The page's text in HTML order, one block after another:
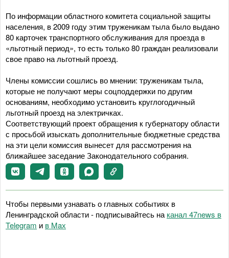
По информации областного комитета социальной защиты
населения, в 2009 году этим труженикам тыла было выдано
80 карточек транспортного обслуживания для проезда в
«льготный период», то есть только 80 граждан реализовали
свое право на льготный проезд.
Члены комиссии сошлись во мнении: труженикам тыла,
которые не получают меры соцподдержки по другим
основаниям, необходимо установить круглогодичный
льготный проезд на электричках.
Соответствующий проект обращения к губернатору области
с просьбой изыскать дополнительные бюджетные средства
на эти цели комиссия вынесет для рассмотрения на
ближайшее заседание Законодательного собрания.
Чтобы первыми узнавать о главных событиях в
Ленинградской области - подписывайтесь на канал 47news в
Telegram и в Maх